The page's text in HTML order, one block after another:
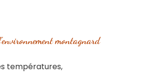
montagnard
températures,